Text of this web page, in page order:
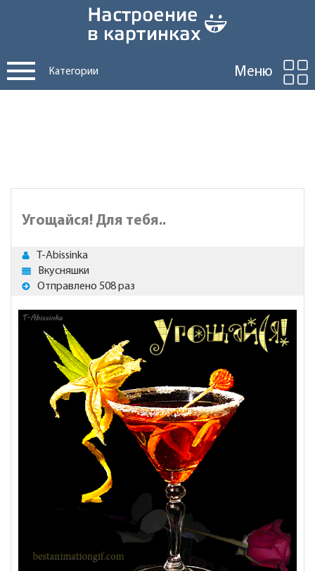
Категории Меню
Угощайся! Для тебя..
T-Abissinka
Вкусняшки
Отправлено 508 раз